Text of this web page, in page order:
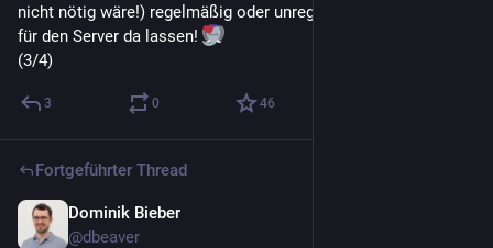
nicht nötig wäre!) regelmäßig oder unregelmäßig etwas Geld
für den Server da lassen!
(3/4)
3 0 46
Fortgeführter Thread
Dominik Bieber
@dbeaver